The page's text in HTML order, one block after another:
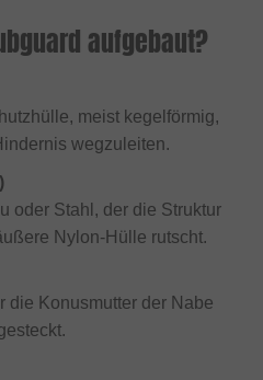
aufgebaut?
meist kegelförmig,
wegzuleiten.
oder Stahl, der die Struktur
Nylon-Hülle rutscht.
die Konusmutter der Nabe